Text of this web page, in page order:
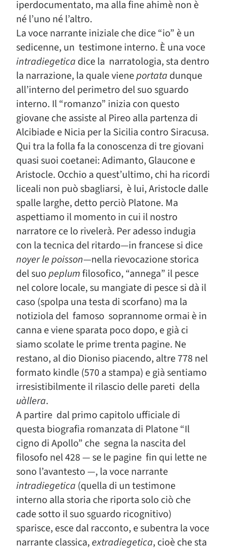
iperdocumentato, ma alla fine ahimè non è
né l’uno né l’altro.
La voce narrante iniziale che dice “io” è un
sedicenne, un testimone interno. È una voce
intradiegetica dice la narratologia, sta dentro
la narrazione, la quale vieneportata dunque
all’interno del perimetro del suo sguardo
interno. Il “romanzo” inizia con questo
giovane che assiste al Pireo alla partenza di
Alcibiade e Nicia per la Sicilia contro Siracusa.
Qui tra la folla fa la conoscenza di tre giovani
quasi suoi coetanei: Adimanto, Glaucone e
Aristocle. Occhio a quest’ultimo, chi ha ricordi
liceali non può sbagliarsi, è lui, Aristocle dalle
spalle larghe, detto perciò Platone. Ma
aspettiamo il momento in cui il nostro
narratore ce lo rivelerà. Per adesso indugia
con la tecnica del ritardo—in francese si dice
noyer le poisson—nella rievocazione storica
del suopeplumfilosofico, “annega” il pesce
nel colore locale, su mangiate di pesce si dà il
caso (spolpa una testa di scorfano) ma la
notiziola del famoso soprannome ormai è in
canna e viene sparata poco dopo, e già ci
siamo scolate le prime trenta pagine. Ne
restano, al dio Dioniso piacendo, altre 778 nel
formato kindle (570 a stampa) e già sentiamo
irresistibilmente il rilascio delle pareti della
uàllera.
A partire dal primo capitolo ufficiale di
questa biografia romanzata di Platone “Il
cigno di Apollo” che segna la nascita del
filosofo nel 428 — se le pagine fin qui lette ne
sono l’avantesto —, la voce narrante
intradiegetica (quella di un testimone
interno alla storia che riporta solo ciò che
cade sotto il suo sguardo ricognitivo)
sparisce, esce dal racconto, e subentra la voce
narrante classica,extradiegetica, cioè che sta